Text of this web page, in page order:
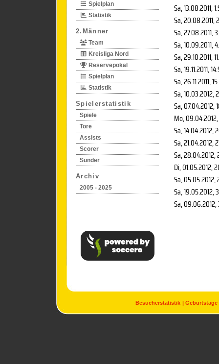
Spielplan
Statistik
2.Männer
Team
Kreisliga Nord
Reservepokal
Spielplan
Statistik
Spielerstatistik
Spiele
Tore
Assists
Scorer
Sünder
Archiv
2005 - 2025
Sa, 13.08.2011,
Sa, 20.08.2011,
Sa, 27.08.2011,
Sa, 10.09.2011,
Sa, 29.10.2011,
Sa, 19.11.2011,
Sa, 26.11.2011,
Sa, 10.03.2012,
Sa, 07.04.2012,
Mo, 09.04.2012
Sa, 14.04.2012,
Sa, 21.04.2012,
Sa, 28.04.2012,
Di, 01.05.2012,
Sa, 05.05.2012,
Sa, 19.05.2012,
Sa, 09.06.2012,
Besucherstatistik Geburtstage